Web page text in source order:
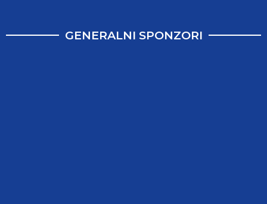
GENERALNI SPONZORI